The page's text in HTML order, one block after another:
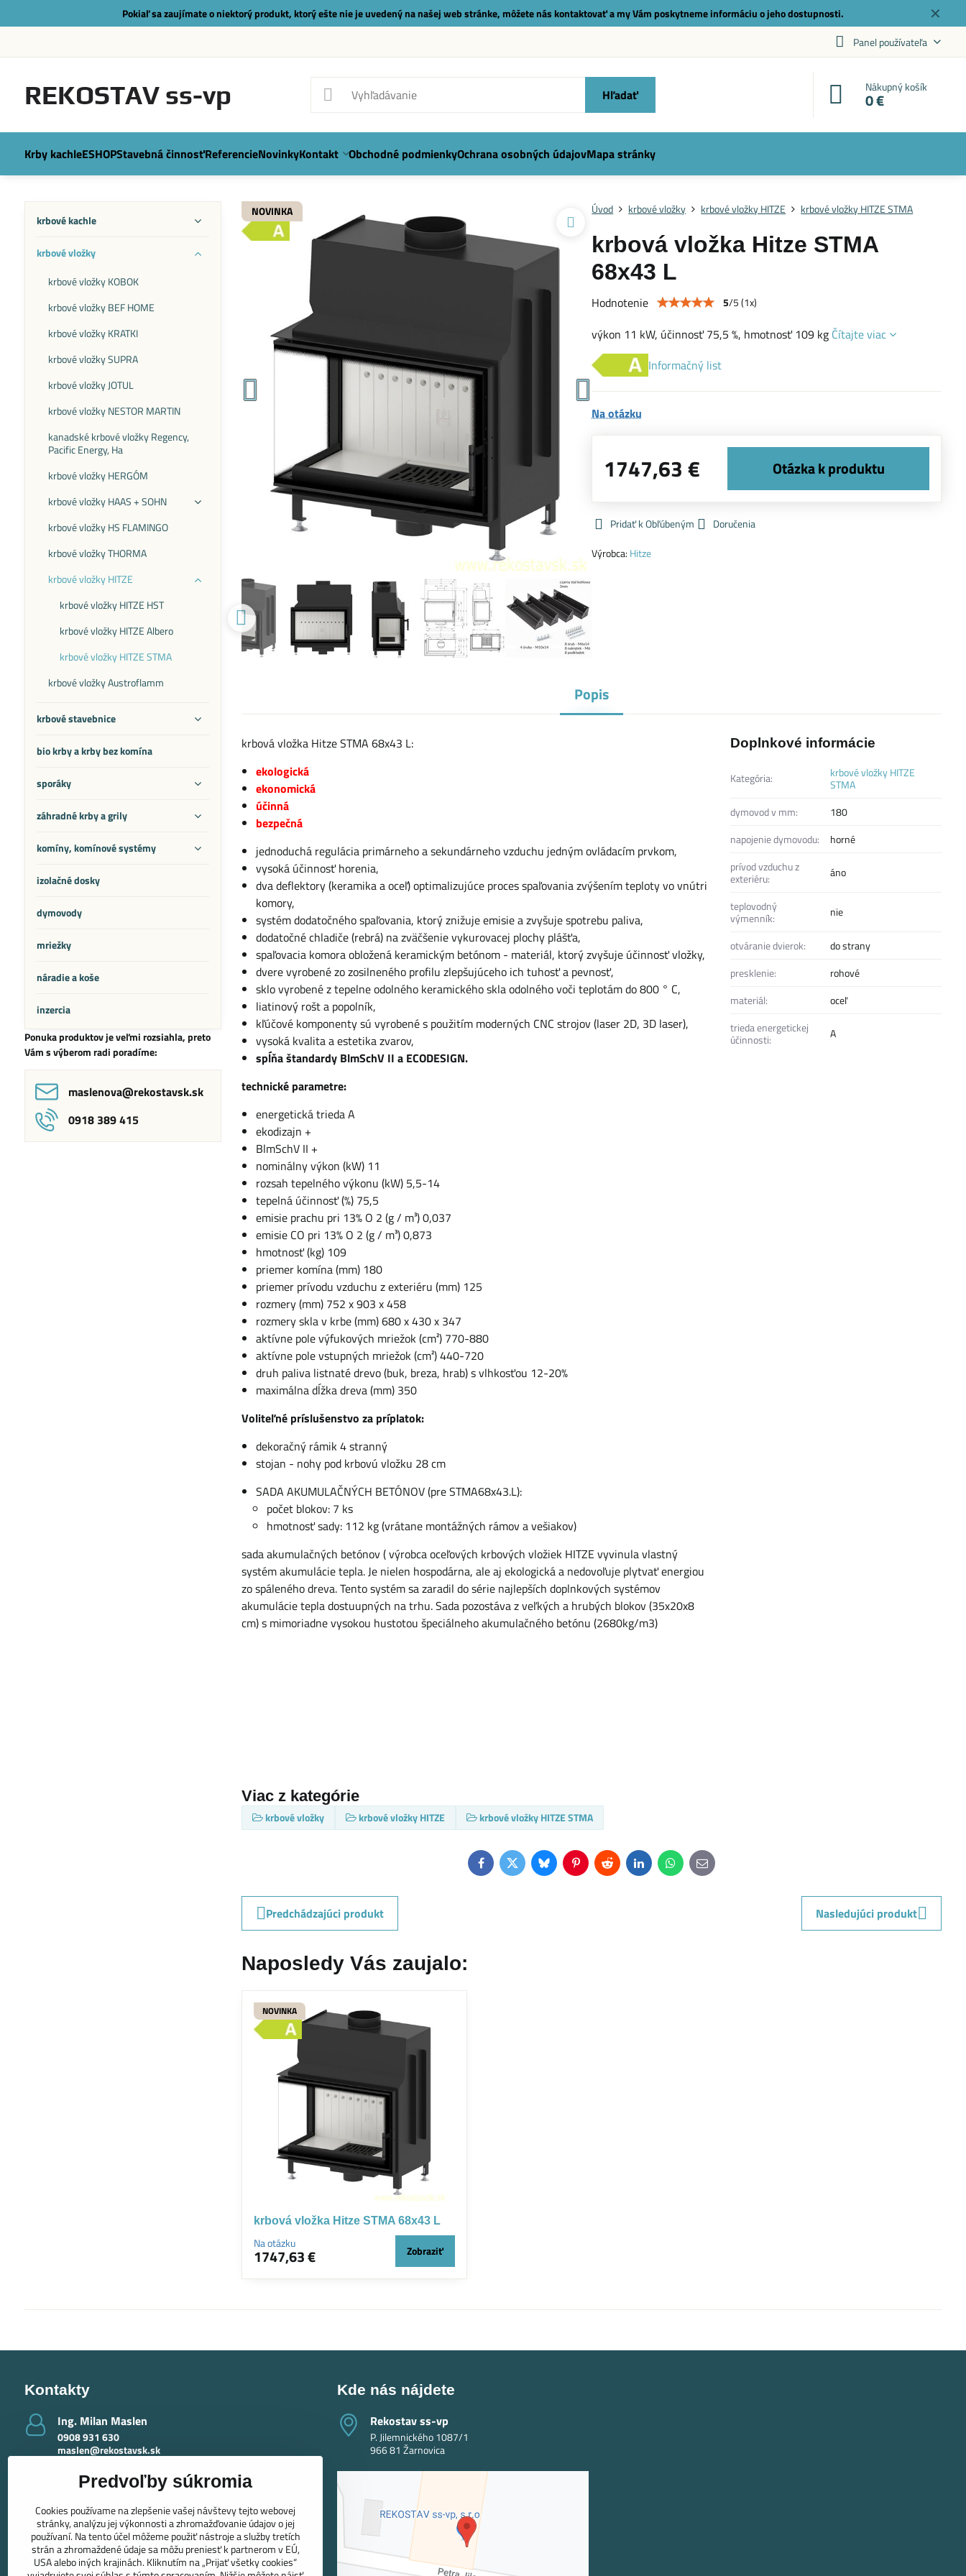
✕
Pokiaľ sa zaujímate o niektorý produkt, ktorý ešte nie je uvedený na našej web stránke, môžete nás kontaktovaťa my Vám poskytneme informáciu o jeho dostupnosti.
Panel používateľa
REKOSTAV ss-vp Hľadať Nákupný košík
0 €
Krby kachleESHOPStavebná činnosťReferencieNovinkyKontakt Obchodné podmienkyOchrana osobných údajovMapa stránky
NOVINKA Úvod krbové vložky krbové vložky HITZE krbové vložky HITZE STMA
krbová vložka Hitze STMA
68x43 L
Hodnotenie 5/5(1x)
výkon 11 kW, účinnosť 75,5 %, hmotnosť 109 kg Čítajte viac
Informačný list
Na otázku
1747,63 €
Pridať k Obľúbeným
Doručenia
Výrobca: Hitze
Popis
krbová vložka Hitze STMA 68x43 L:
ekologická
ekonomická
účinná
bezpečná
jednoduchá regulácia primárneho a sekundárneho vzduchu jedným ovládacím prvkom,
vysoká účinnosť horenia,
dva deflektory (keramika a oceľ) optimalizujúce proces spaľovania zvýšením teploty vo vnútri
komory,
systém dodatočného spaľovania, ktorý znižuje emisie a zvyšuje spotrebu paliva,
dodatočné chladiče (rebrá) na zväčšenie vykurovacej plochy plášťa,
spaľovacia komora obložená keramickým betónom - materiál, ktorý zvyšuje účinnosť vložky,
dvere vyrobené zo zosilneného profilu zlepšujúceho ich tuhosť a pevnosť,
sklo vyrobené z tepelne odolného keramického skla odolného voči teplotám do 800 ° C,
liatinový rošt a popolník,
kľúčové komponenty sú vyrobené s použitím moderných CNC strojov (laser 2D, 3D laser),
vysoká kvalita a estetika zvarov,
spĺňa štandardy BlmSchV II a ECODESIGN.
technické parametre:
energetická trieda A
ekodizajn +
BlmSchV II +
nominálny výkon (kW) 11
rozsah tepelného výkonu (kW) 5,5-14
tepelná účinnosť (%) 75,5
emisie prachu pri 13% O 2 (g / m³) 0,037
emisie CO pri 13% O 2 (g / m³) 0,873
hmotnosť (kg) 109
priemer komína (mm) 180
priemer prívodu vzduchu z exteriéru (mm) 125
rozmery (mm) 752 x 903 x 458
rozmery skla v krbe (mm) 680 x 430 x 347
aktívne pole výfukových mriežok (cm²) 770-880
aktívne pole vstupných mriežok (cm²) 440-720
druh paliva listnaté drevo (buk, breza, hrab) s vlhkosťou 12-20%
maximálna dĺžka dreva (mm) 350
Voliteľné príslušenstvo za príplatok:
dekoračný rámik 4 stranný
stojan - nohy pod krbovú vložku 28 cm
SADA AKUMULAČNÝCH BETÓNOV (pre STMA68x43.L):
počet blokov: 7 ks
hmotnosť sady: 112 kg (vrátane montážných rámov a vešiakov)
sada akumulačných betónov ( výrobca oceľových krbových vložiek HITZE vyvinula vlastný
systém akumulácie tepla. Je nielen hospodárna, ale aj ekologická a nedovoľuje plytvať energiou
zo spáleného dreva. Tento systém sa zaradil do série najlepších doplnkových systémov
akumulácie tepla dostuupných na trhu. Sada pozostáva z veľkých a hrubých blokov (35x20x8
cm) s mimoriadne vysokou hustotou špeciálneho akumulačného betónu (2680kg/m3)
Viac z kategórie
krbové vložky krbové vložky HITZE krbové vložky HITZE STMA
Doplnkové informácie
Kategória:
krbové vložky HITZE
STMA
dymovod v mm:
180
napojenie dymovodu:
horné
prívod vzduchu z
exteriéru:
áno
teplovodný
výmenník:
nie
otváranie dvierok:
do strany
presklenie:
rohové
materiál:
oceľ
trieda energetickej
účinnosti:
A
FacebookTwitterBlueskyPinterestRedditLinkedInWhatsApp
E-
mail
Predchádzajúci produkt
Nasledujúci produkt
Naposledy Vás zaujalo:
NOVINKA
krbová vložka Hitze STMA 68x43 L
Na otázku
1747,63 € Zobraziť
krbové kachle
krbové vložky
krbové vložky KOBOK
krbové vložky BEF HOME
krbové vložky KRATKI
krbové vložky SUPRA
krbové vložky JOTUL
krbové vložky NESTOR MARTIN
kanadské krbové vložky Regency,
Pacific Energy, Ha
krbové vložky HERGÓM
krbové vložky HAAS + SOHN
krbové vložky HS FLAMINGO
krbové vložky THORMA
krbové vložky HITZE
krbové vložky HITZE HST
krbové vložky HITZE Albero
krbové vložky HITZE STMA
krbové vložky Austroflamm
krbové stavebnice
bio krby a krby bez komína
sporáky
záhradné krby a grily
komíny, komínové systémy
izolačné dosky
dymovody
mriežky
náradie a koše
inzercia
Ponuka produktov je veľmi rozsiahla, preto
Vám s výberom radi poradíme:
maslenova​@rekostavsk​.sk
0918 389 415
Kontakty
Ing​. Milan Maslen
0908 931 630
maslen@rekostavsk.sk
Ing​. Mária Maslenová - krby
0918 389 415
maslenova@rekostavsk.sk
Kde nás nájdete
Rekostav ss-vp
P. Jilemnického 1087/1
966 81 Žarnovica
Predvoľby súkromia
Cookies používame na zlepšenie vašej návštevy tejto webovej
stránky, analýzu jej výkonnosti a zhromažďovanie údajov o jej
používaní. Na tento účel môžeme použiť nástroje a služby tretích
strán a zhromaždené údaje sa môžu preniesť k partnerom v EÚ,
USA alebo iných krajinách. Kliknutím na „Prijať všetky cookies“